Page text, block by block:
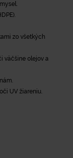
zo všetkých
väčšine olejov a
UV žiareniu.